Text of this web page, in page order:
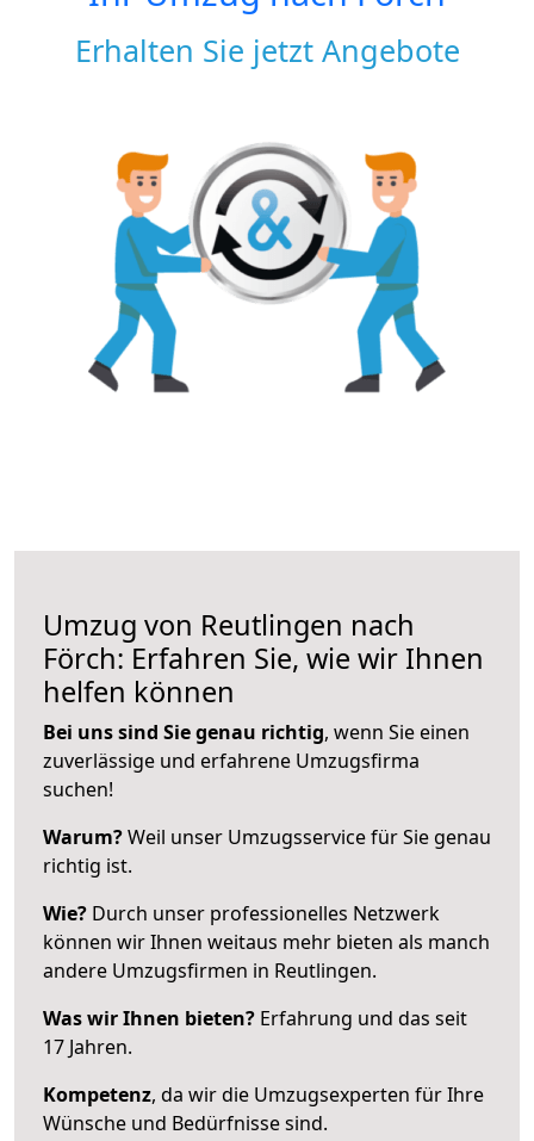
Erhalten Sie jetzt Angebote
Umzug von Reutlingen nach
Förch: Erfahren Sie, wie wir Ihnen
helfen können
Bei uns sind Sie genau richtig, wenn Sie einen
zuverlässige und erfahrene Umzugsfirma
suchen!
Warum?Weil unser Umzugsservice für Sie genau
richtig ist.
Wie? Durch unser professionelles Netzwerk
können wir Ihnen weitaus mehr bieten als manch
andere Umzugsfirmen in Reutlingen.
Was wir Ihnen bieten? Erfahrung und das seit
17 Jahren.
Kompetenz, da wir die Umzugsexperten für Ihre
Wünsche und Bedürfnisse sind.